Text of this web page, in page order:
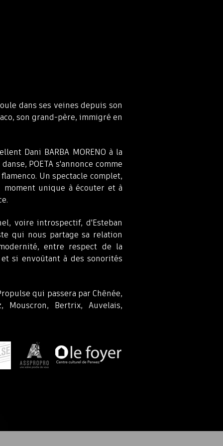
dans ses veines depuis son
son grand-père, immigré en
Dani BARBA MORENO à la
POETA s'annonce comme
Un spectacle complet,
unique à écouter et à
voire introspectif, d'Esteban
qui nous partage sa relation
entre respect de la
si envoûtant à des sonorités
qui passera par Chênée,
Mouscron, Bertrix, Auvelais,